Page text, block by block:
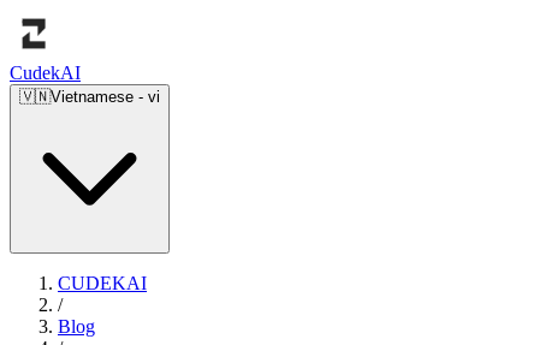
CudekAI
🇻🇳Vietnamese - vi
CUDEKAI
/
Blog